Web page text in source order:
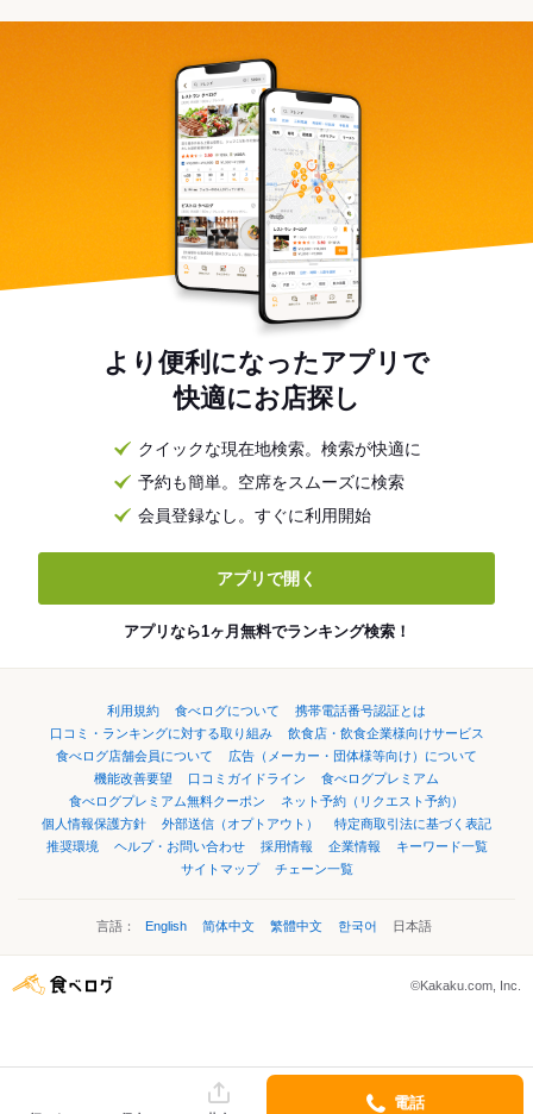
より便利になったアプリで
快適にお店探し
クイックな現在地検索。検索が快適に
予約も簡単。空席をスムーズに検索
会員登録なし。すぐに利用開始
アプリで開く
アプリなら1ヶ月無料でランキング検索！
利用規約 食べログについて
携帯電話番号認証とは
口コミ・ランキングに対する取り組み
飲食店・飲食企業様向けサービス
食べログ店舗会員について
広告（メーカー・団体様等向け）について
機能改善要望
口コミガイドライン
食べログプレミアム
食べログプレミアム無料クーポン
ネット予約（リクエスト予約）
個人情報保護方針
外部送信（オプトアウト）
特定商取引法に基づく表記
推奨環境
ヘルプ・お問い合わせ 採用情報 企業情報
キーワード一覧
サイトマップ
チェーン一覧
言語： English 简体中文 繁體中文 한국어 日本語
©Kakaku.com, Inc.
電話